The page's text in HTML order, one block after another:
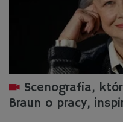
Scenografia,
Braun o pracy,